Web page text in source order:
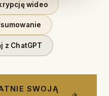
wideo
z ChatGPT
SWOJĄ